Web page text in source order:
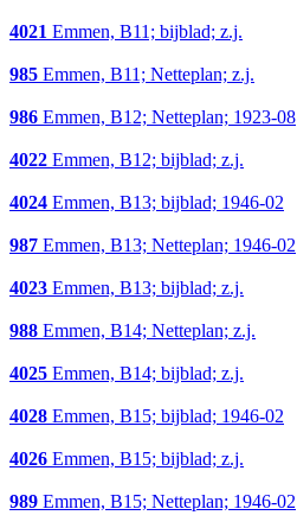
4021 Emmen, B11; bijblad; z.j.
985 Emmen, B11; Netteplan; z.j.
986 Emmen, B12; Netteplan; 1923-08
4022 Emmen, B12; bijblad; z.j.
4024 Emmen, B13; bijblad; 1946-02
987 Emmen, B13; Netteplan; 1946-02
4023 Emmen, B13; bijblad; z.j.
988 Emmen, B14; Netteplan; z.j.
4025 Emmen, B14; bijblad; z.j.
4028 Emmen, B15; bijblad; 1946-02
4026 Emmen, B15; bijblad; z.j.
989 Emmen, B15; Netteplan; 1946-02